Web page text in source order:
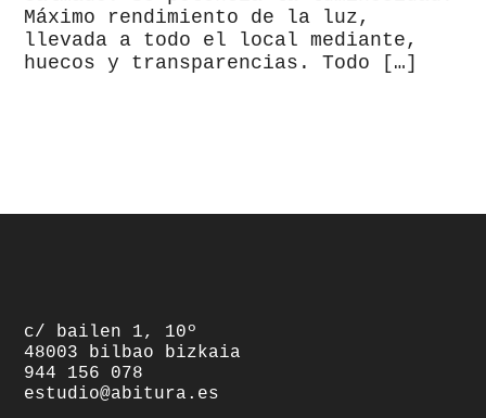
Máximo rendimiento de la luz,
llevada a todo el local mediante,
huecos y transparencias. Todo […]
c/ bailen 1, 10º
48003 bilbao bizkaia
944 156 078
estudio@abitura.es